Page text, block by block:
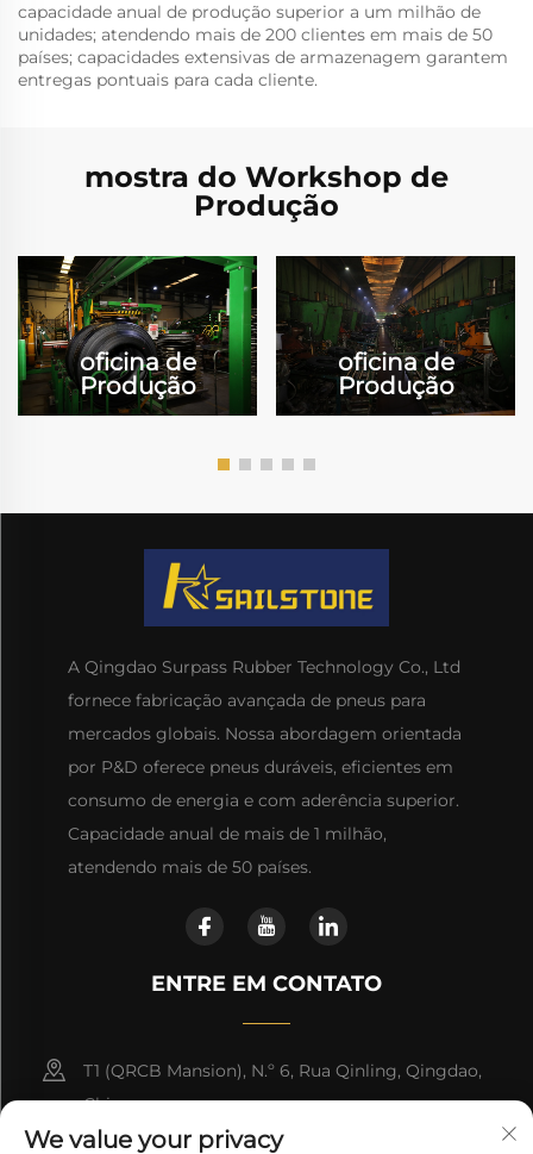
capacidade anual de produção superior a um milhão de
unidades; atendendo mais de 200 clientes em mais de 50
países; capacidades extensivas de armazenagem garantem
entregas pontuais para cada cliente.
mostra do Workshop de
Produção
oficina de
Produção
oficina de
Produção
A Qingdao Surpass Rubber Technology Co., Ltd
fornece fabricação avançada de pneus para
mercados globais. Nossa abordagem orientada
por P&D oferece pneus duráveis, eficientes em
consumo de energia e com aderência superior.
Capacidade anual de mais de 1 milhão,
atendendo mais de 50 países.
ENTRE EM CONTATO
T1 (QRCB Mansion), N.º 6, Rua Qinling, Qingdao,
China
We value your privacy